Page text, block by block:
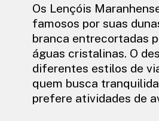
Os Lençóis
famosos por suas
branca entrecortadas
águas cristalinas. O
diferentes estilos de
quem busca
prefere atividades de